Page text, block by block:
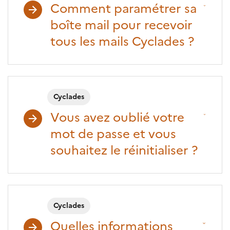
Comment paramétrer sa
boîte mail pour recevoir
tous les mails Cyclades ?
Cyclades
Vous avez oublié votre
mot de passe et vous
souhaitez le réinitialiser ?
Cyclades